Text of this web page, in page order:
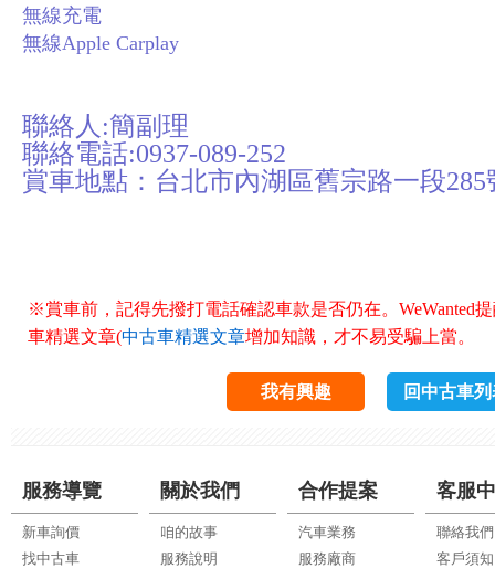
無線充電
無線Apple Carplay
聯絡人:簡副理
聯絡電話:0937-089-252
賞車地點：台北市內湖區舊宗路一段285
※賞車前，記得先撥打電話確認車款是否仍在。WeWanted
車精選文章(中古車精選文章增加知識，才不易受騙上當。
我有興趣 回中古車
服務導覽
新車詢價
找中古車
關於我們
咱的故事
服務說明
合作提案
汽車業務
服務廠商
客服
聯絡我們
客戶須知